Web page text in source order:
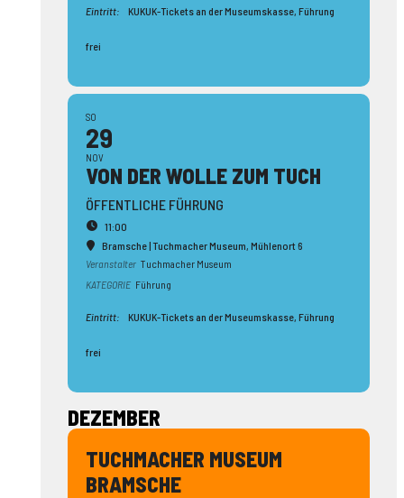
Eintritt: KUKUK-Tickets an der Museumskasse, Führung
frei
SO
29
NOV
VON DER WOLLE ZUM TUCH
ÖFFENTLICHE FÜHRUNG
11:00
Bramsche | Tuchmacher Museum, Mühlenort 6
Veranstalter Tuchmacher Museum
KATEGORIE Führung
Eintritt: KUKUK-Tickets an der Museumskasse, Führung
frei
DEZEMBER
TUCHMACHER MUSEUM
BRAMSCHE